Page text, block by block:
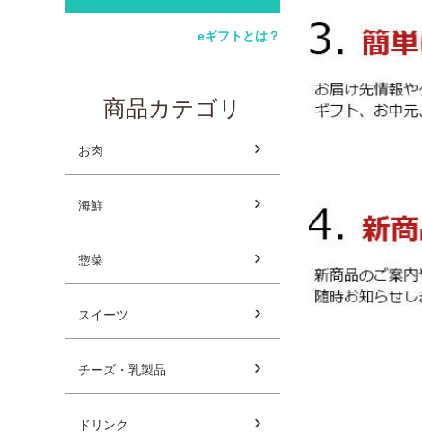
eギフトとは？
商品カテゴリ
お肉
海鮮
惣菜
スイーツ
チーズ・乳製品
ドリンク